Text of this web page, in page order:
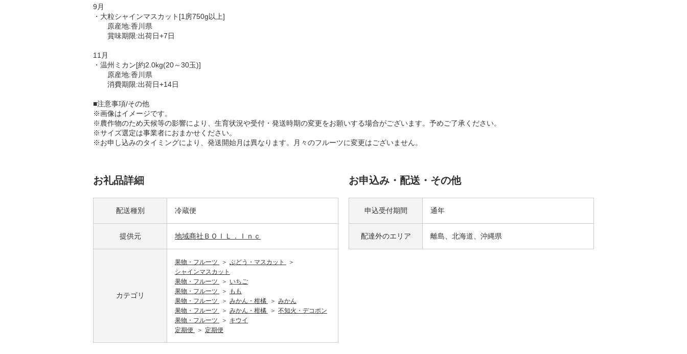
9月
・大粒シャインマスカット[1房750g以上]
原産地:香川県
賞味期限:出荷日+7日
11月
・温州ミカン[約2.0kg(20～30玉)]
原産地:香川県
消費期限:出荷日+14日
■注意事項/その他
※画像はイメージです。
※農作物のため天候等の影響により、生育状況や受付・発送時期の変更をお願いする場合がございます。予めご了承ください。
※サイズ選定は事業者におまかせください。
※お申し込みのタイミングにより、発送開始月は異なります。月々のフルーツに変更はございません。
お礼品詳細
配送種別 冷蔵便
提供元 地域商社ＢＯＩＬ．Ｉｎｃ
カテゴリ
果物・フルーツ
ぶどう・マスカット
シャインマスカット
果物・フルーツ
いちご
果物・フルーツ
もも
果物・フルーツ
みかん・柑橘
みかん
果物・フルーツ
みかん・柑橘
不知火・デコポン
果物・フルーツ
キウイ
定期便
定期便
お申込み・配送・その他
申込受付期間 通年
配達外のエリア 離島、北海道、沖縄県